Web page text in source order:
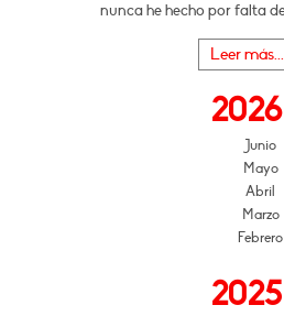
nunca he hecho por falta
Leer más...
2026
Junio
Mayo
Abril
Marzo
Febrero
2025